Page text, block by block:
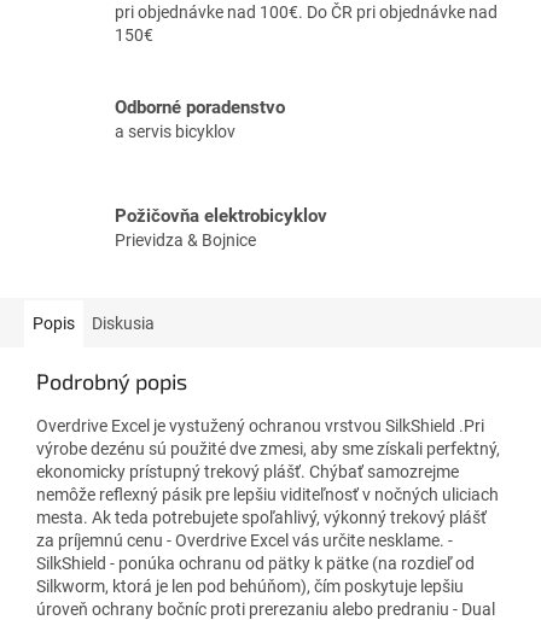
pri objednávke nad 100€. Do ČR pri objednávke nad
150€
Odborné poradenstvo
a servis bicyklov
Požičovňa elektrobicyklov
Prievidza & Bojnice
Popis Diskusia
Podrobný popis
Overdrive Excel je vystužený ochranou vrstvou SilkShield .Pri
výrobe dezénu sú použité dve zmesi, aby sme získali perfektný,
ekonomicky prístupný trekový plášť. Chýbať samozrejme
nemôže reflexný pásik pre lepšiu viditeľnosť v nočných uliciach
mesta. Ak teda potrebujete spoľahlivý, výkonný trekový plášť
za príjemnú cenu - Overdrive Excel vás určite nesklame. -
SilkShield - ponúka ochranu od pätky k pätke (na rozdieľ od
Silkworm, ktorá je len pod behúňom), čím poskytuje lepšiu
úroveň ochrany bočníc proti prerezaniu alebo predraniu - Dual